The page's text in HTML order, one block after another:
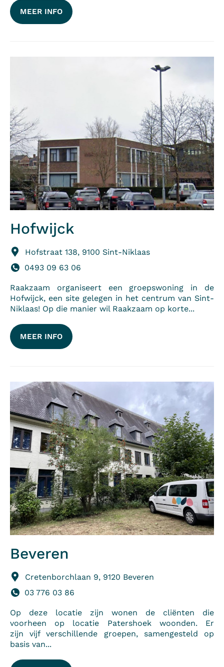
MEER INFO
Hofwijck
Hofstraat 138, 9100 Sint-Niklaas
0493 09 63 06
Raakzaam organiseert een groepswoning in de
Hofwijck, een site gelegen in het centrum van Sint-
Niklaas! Op die manier wil Raakzaam op korte...
MEER INFO
Beveren
Cretenborchlaan 9, 9120 Beveren
03 776 03 86
Op deze locatie zijn wonen de cliënten die
voorheen op locatie Patershoek woonden. Er
zijn vijf verschillende groepen, samengesteld op
basis van...